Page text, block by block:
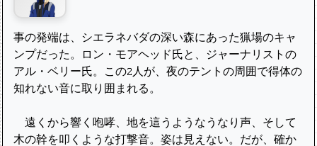
事の発端は、シエラネバダの深い森にあった猟場のキャ
ンプだった。ロン・モアヘッド氏と、ジャーナリストの
アル・ベリー氏。この2人が、夜のテントの周囲で得体の
知れない音に取り囲まれる。
遠くから響く咆哮、地を這うようなうなり声、そして
木の幹を叩くような打撃音。姿は見えない。だが、確か